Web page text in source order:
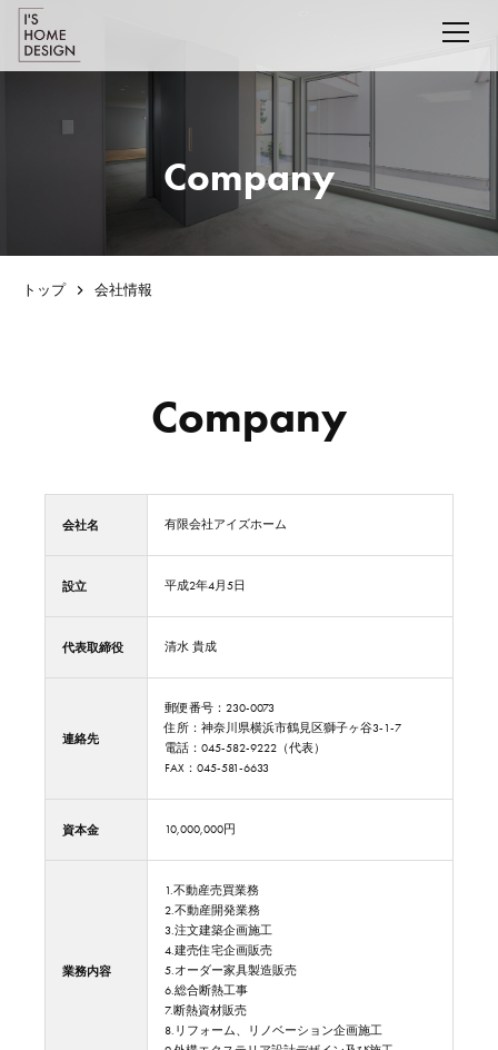
Company
トップ 会社情報
Company
会社名 有限会社アイズホーム
設立 平成2年4月5日
代表取締役 清水 貴成
連絡先
郵便番号：230-0073
住所：神奈川県横浜市鶴見区獅子ヶ谷3-1-7
電話：045-582-9222（代表）
FAX：045-581-6633
資本金 10,000,000円
業務内容
1.不動産売買業務
2.不動産開発業務
3.注文建築企画施工
4.建売住宅企画販売
5.オーダー家具製造販売
6.総合断熱工事
7.断熱資材販売
8.リフォーム、リノベーション企画施工